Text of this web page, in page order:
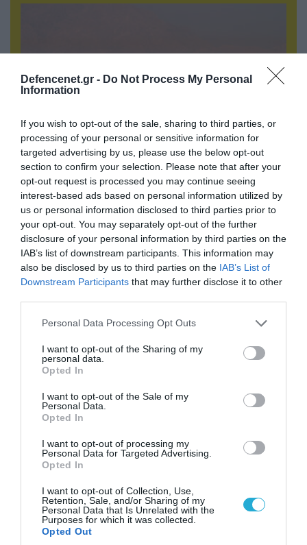
Defencenet.gr - Do Not Process My Personal
Information
If you wish to opt-out of the sale, sharing to third parties, or
processing of your personal or sensitive information for
targeted advertising by us, please use the below opt-out
section to confirm your selection. Please note that after your
opt-out request is processed you may continue seeing
interest-based ads based on personal information utilized by
us or personal information disclosed to third parties prior to
your opt-out. You may separately opt-out of the further
disclosure of your personal information by third parties on the
IAB’s list of downstream participants. This information may
also be disclosed by us to third parties on the IAB’s List of
Downstream Participants that may further disclose it to other
Please note that this website/app uses one or more Google
not limited to your visit or usage behaviour. You may click to
grant or deny consent to Google and its third-party tags to
use your data for below specified purposes in below Google
consent section.
Personal Data Processing Opt Outs
I want to opt-out of the Sharing of my
personal data.
Opted In
I want to opt-out of the Sale of my
Personal Data.
Opted In
I want to opt-out of processing my
Personal Data for Targeted Advertising.
Opted In
I want to opt-out of Collection, Use,
Retention, Sale, and/or Sharing of my
Personal Data that Is Unrelated with the
Purposes for which it was collected.
Opted Out
09.08.2026 | 13:02
Το Ιράν «παγώνει» τις ΗΠΑ για άνοιγμα των
Στενών του Ορμούζ: «Δίνετε άμεσα 300
δισ.δολάρια και διόδια» (upd)
09.08.2026 | 18:02
Χαμενεΐ